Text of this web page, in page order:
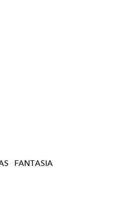
FANTASIA